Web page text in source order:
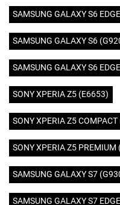
SAMSUNG GALAXY S6
SAMSUNG GALAXY S6
SAMSUNG GALAXY S6
SONY XPERIA Z5 (E6653)
SONY XPERIA Z5
SONY XPERIA Z5 PREMIUM
SAMSUNG GALAXY S7
SAMSUNG GALAXY S7